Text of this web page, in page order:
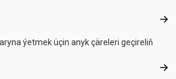
ýetmek üçin anyk çäreleri geçireliň